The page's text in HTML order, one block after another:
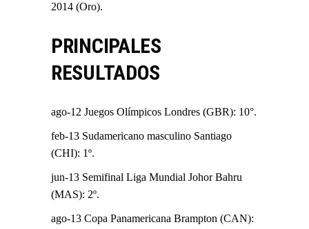
2014 (Oro).
PRINCIPALES
RESULTADOS
ago-12 Juegos Olímpicos Londres (GBR): 10°.
feb-13 Sudamericano masculino Santiago
(CHI): 1º.
jun-13 Semifinal Liga Mundial Johor Bahru
(MAS): 2º.
ago-13 Copa Panamericana Brampton (CAN):